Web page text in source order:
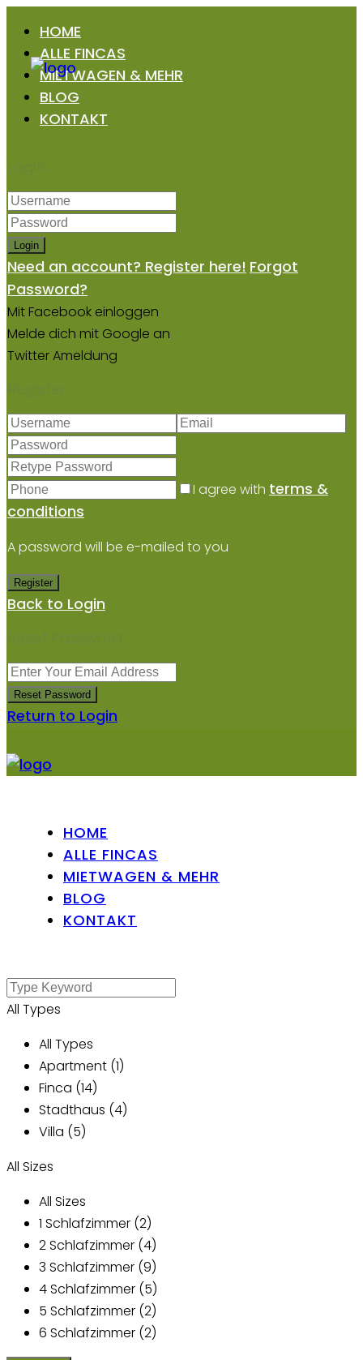
HOME
ALLE FINCAS
MIETWAGEN & MEHR
BLOG
KONTAKT
Login
Login
Need an account? Register here! Forgot
Password?
Mit Facebook einloggen
Melde dich mit Google an
Twitter Ameldung
Register
I agree with terms &
conditions
A password will be e-mailed to you
Register
Back to Login
Reset Password
Reset Password
Return to Login
HOME
ALLE FINCAS
MIETWAGEN & MEHR
BLOG
KONTAKT
All Types
All Types
Apartment (1)
Finca (14)
Stadthaus (4)
Villa (5)
All Sizes
All Sizes
1 Schlafzimmer (2)
2 Schlafzimmer (4)
3 Schlafzimmer (9)
4 Schlafzimmer (5)
5 Schlafzimmer (2)
6 Schlafzimmer (2)